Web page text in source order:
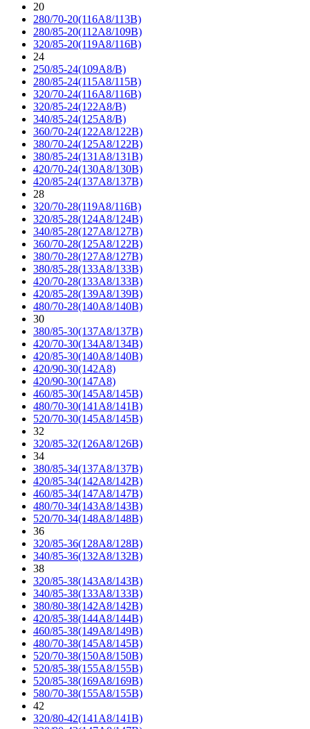
20
280/70-20(116A8/113B)
280/85-20(112A8/109B)
320/85-20(119A8/116B)
24
250/85-24(109A8/B)
280/85-24(115A8/115B)
320/70-24(116A8/116B)
320/85-24(122A8/B)
340/85-24(125A8/B)
360/70-24(122A8/122B)
380/70-24(125A8/122B)
380/85-24(131A8/131B)
420/70-24(130A8/130B)
420/85-24(137A8/137B)
28
320/70-28(119A8/116B)
320/85-28(124A8/124B)
340/85-28(127A8/127B)
360/70-28(125A8/122B)
380/70-28(127A8/127B)
380/85-28(133A8/133B)
420/70-28(133A8/133B)
420/85-28(139A8/139B)
480/70-28(140A8/140B)
30
380/85-30(137A8/137B)
420/70-30(134A8/134B)
420/85-30(140A8/140B)
420/90-30(142A8)
420/90-30(147A8)
460/85-30(145A8/145B)
480/70-30(141A8/141B)
520/70-30(145A8/145B)
32
320/85-32(126A8/126B)
34
380/85-34(137A8/137B)
420/85-34(142A8/142B)
460/85-34(147A8/147B)
480/70-34(143A8/143B)
520/70-34(148A8/148B)
36
320/85-36(128A8/128B)
340/85-36(132A8/132B)
38
320/85-38(143A8/143B)
340/85-38(133A8/133B)
380/80-38(142A8/142B)
420/85-38(144A8/144B)
460/85-38(149A8/149B)
480/70-38(145A8/145B)
520/70-38(150A8/150B)
520/85-38(155A8/155B)
520/85-38(169A8/169B)
580/70-38(155A8/155B)
42
320/80-42(141A8/141B)